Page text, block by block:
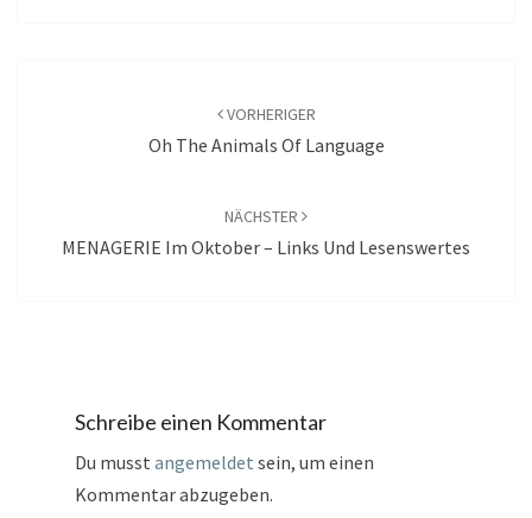
VORHERIGER
Oh The Animals Of Language
NÄCHSTER
MENAGERIE Im Oktober – Links Und Lesenswertes
Schreibe einen Kommentar
Du musst angemeldet sein, um einen
Kommentar abzugeben.